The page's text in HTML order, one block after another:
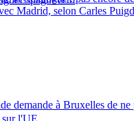
Madrid, selon Carles
demande à Bruxelles de ne